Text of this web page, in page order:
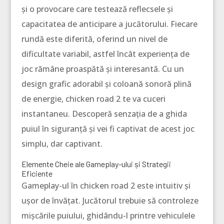
și o provocare care testează reflecsele și
capacitatea de anticipare a jucătorului. Fiecare
rundă este diferită, oferind un nivel de
dificultate variabil, astfel încât experiența de
joc rămâne proaspătă și interesantă. Cu un
design grafic adorabil și coloană sonoră plină
de energie, chicken road 2 te va cuceri
instantaneu. Descoperă senzația de a ghida
puiul în siguranță și vei fi captivat de acest joc
simplu, dar captivant.
Elemente Cheie ale Gameplay-ului și Strategii
Eficiente
Gameplay-ul în chicken road 2 este intuitiv și
ușor de învățat. Jucătorul trebuie să controleze
mișcările puiului, ghidându-l printre vehiculele